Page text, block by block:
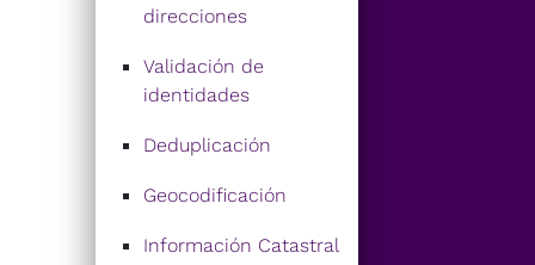
direcciones
Validación de
identidades
Deduplicación
Geocodificación
Información Catastral